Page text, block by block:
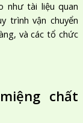
như tài liệu quan
trình vận chuyển
và các tổ chức
chất